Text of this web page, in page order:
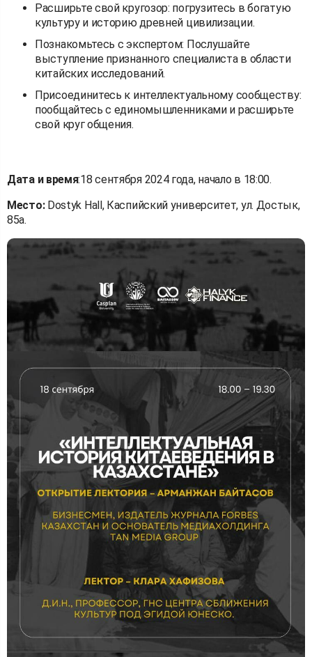
Расширьте свой кругозор: погрузитесь в богатую
культуру и историю древней цивилизации.
Познакомьтесь с экспертом: Послушайте
выступление признанного специалиста в области
китайских исследований.
Присоединитесь к интеллектуальному сообществу:
пообщайтесь с единомышленниками и расширьте
свой круг общения.
Дата и время:18 сентября 2024 года, начало в 18:00.
Место: Dostyk Hall, Каспийский университет, ул. Достык,
85а.